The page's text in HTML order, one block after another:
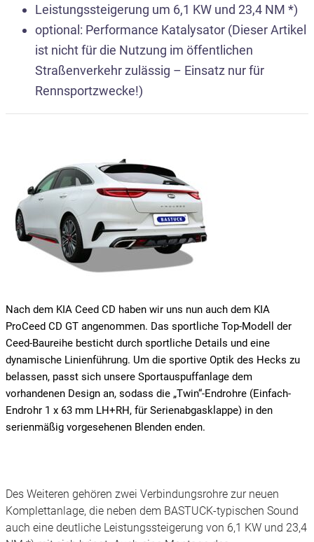
Leistungssteigerung um 6,1 KW und 23,4 NM *)
optional: Performance Katalysator (Dieser Artikel
ist nicht für die Nutzung im öffentlichen
Straßenverkehr zulässig – Einsatz nur für
Rennsportzwecke!)
Nach dem KIA Ceed CD haben wir uns nun auch dem KIA
ProCeed CD GT angenommen. Das sportliche Top-Modell der
Ceed-Baureihe besticht durch sportliche Details und eine
dynamische Linienführung. Um die sportive Optik des Hecks zu
belassen, passt sich unsere Sportauspuffanlage dem
vorhandenen Design an, sodass die „Twin“-Endrohre (Einfach-
Endrohr 1 x 63 mm LH+RH, für Serienabgasklappe) in den
serienmäßig vorgesehenen Blenden enden.
Des Weiteren gehören zwei Verbindungsrohre zur neuen
Komplettanlage, die neben dem BASTUCK-typischen Sound
auch eine deutliche Leistungssteigerung von 6,1 KW und 23,4